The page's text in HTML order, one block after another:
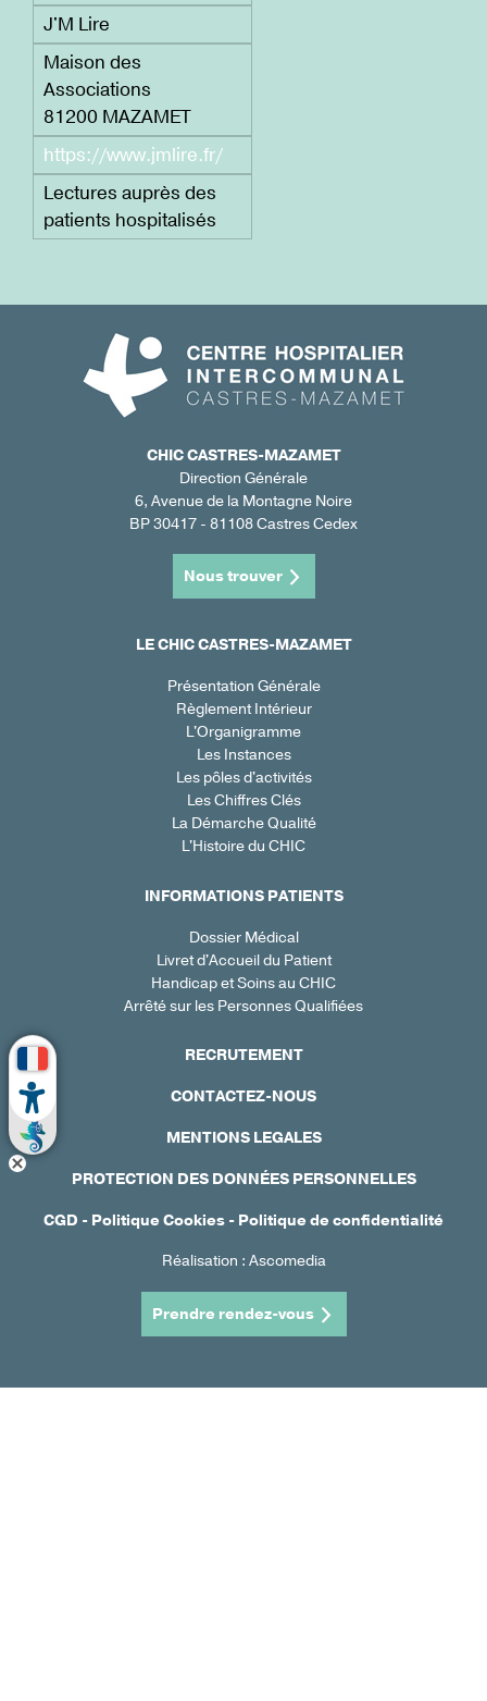
J'M Lire
Maison des
Associations
81200 MAZAMET
https://www.jmlire.fr/
Lectures auprès des
patients hospitalisés
CHIC CASTRES-MAZAMET
Direction Générale
6, Avenue de la Montagne Noire
BP 30417 - 81108 Castres Cedex
Nous trouver
LE CHIC CASTRES-MAZAMET
Présentation Générale
Règlement Intérieur
L'Organigramme
Les Instances
Les pôles d'activités
Les Chiffres Clés
La Démarche Qualité
L'Histoire du CHIC
INFORMATIONS PATIENTS
Dossier Médical
Livret d'Accueil du Patient
Handicap et Soins au CHIC
Arrêté sur les Personnes Qualifiées
RECRUTEMENT
CONTACTEZ-NOUS
MENTIONS LEGALES
PROTECTION DES DONNÉES PERSONNELLES
CGD - Politique Cookies - Politique de confidentialité
Réalisation : Ascomedia
Prendre rendez-vous